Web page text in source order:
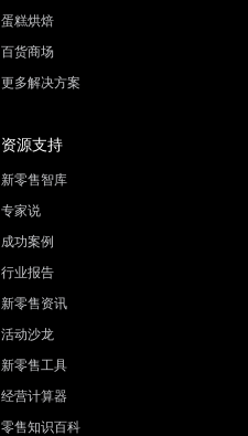
蛋糕烘焙
百货商场
更多解决方案
资源支持
新零售智库
专家说
成功案例
行业报告
新零售资讯
活动沙龙
新零售工具
经营计算器
零售知识百科